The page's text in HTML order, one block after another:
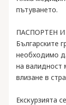
пътуването.
ПАСПОРТЕН
Българските
необходимо
на валидност
влизане в
Екскурзията